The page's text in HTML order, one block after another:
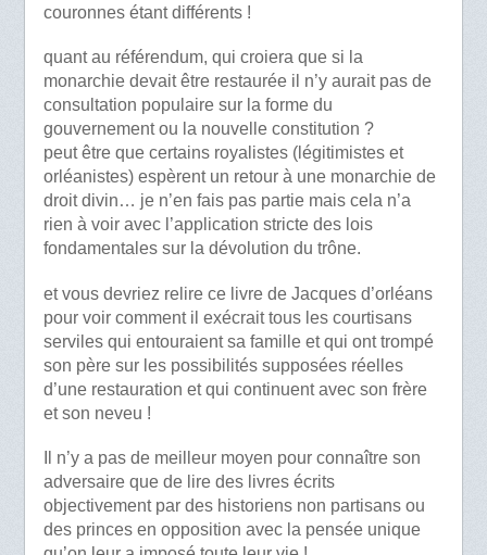
couronnes étant différents !
quant au référendum, qui croiera que si la
monarchie devait être restaurée il n’y aurait pas de
consultation populaire sur la forme du
gouvernement ou la nouvelle constitution ?
peut être que certains royalistes (légitimistes et
orléanistes) espèrent un retour à une monarchie de
droit divin… je n’en fais pas partie mais cela n’a
rien à voir avec l’application stricte des lois
fondamentales sur la dévolution du trône.
et vous devriez relire ce livre de Jacques d’orléans
pour voir comment il exécrait tous les courtisans
serviles qui entouraient sa famille et qui ont trompé
son père sur les possibilités supposées réelles
d’une restauration et qui continuent avec son frère
et son neveu !
Il n’y a pas de meilleur moyen pour connaître son
adversaire que de lire des livres écrits
objectivement par des historiens non partisans ou
des princes en opposition avec la pensée unique